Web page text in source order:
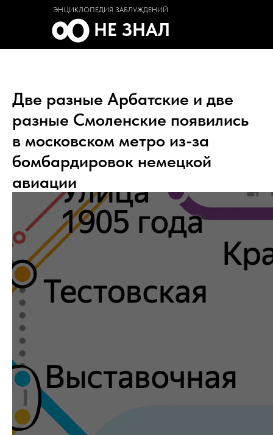
НЕ ЗНАЛ
ЭНЦИКЛОПЕДИЯ ЗАБЛУЖДЕНИЙ
Две разные Арбатские и две
разные Смоленские появились
в московском метро из-за
бомбардировок немецкой
авиации